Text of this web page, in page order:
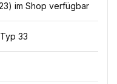
im Shop verfügbar
33